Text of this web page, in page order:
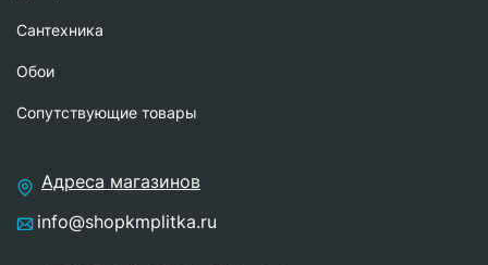
Сантехника
Обои
Сопутствующие товары
Адреса магазинов
info@shopkmplitka.ru